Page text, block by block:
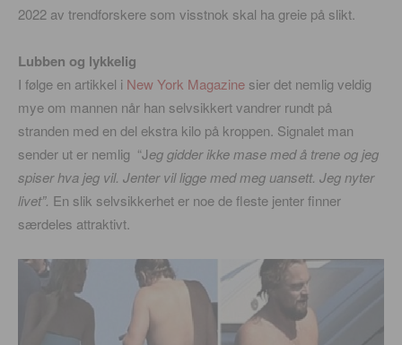
2022 av trendforskere som visstnok skal ha greie på slikt.
Lubben og lykkelig
I følge en artikkel i New York Magazine sier det nemlig veldig
mye om mannen når han selvsikkert vandrer rundt på
stranden med en del ekstra kilo på kroppen. Signalet man
sender ut er nemlig “Jeg gidder ikke mase med å trene og jeg
spiser hva jeg vil. Jenter vil ligge med meg uansett. Jeg nyter
livet”. En slik selvsikkerhet er noe de fleste jenter finner
særdeles attraktivt.